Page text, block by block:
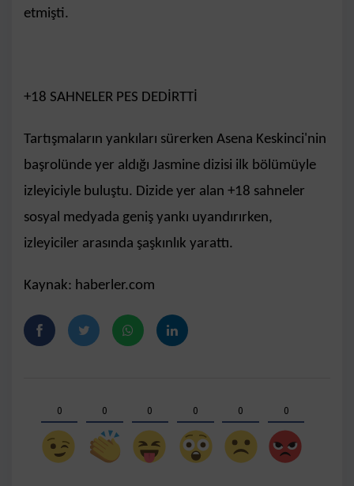
etmişti.
+18 SAHNELER PES DEDİRTTİ
Tartışmaların yankıları sürerken Asena Keskinci'nin
başrolünde yer aldığı Jasmine dizisi ilk bölümüyle
izleyiciyle buluştu. Dizide yer alan +18 sahneler
sosyal medyada geniş yankı uyandırırken,
izleyiciler arasında şaşkınlık yarattı.
Kaynak: haberler.com
0 0 0 0 0 0